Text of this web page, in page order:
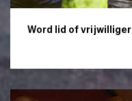
Word lid of vrijwilliger